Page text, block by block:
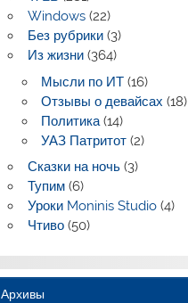
Windows(22)
Без рубрики(3)
Из жизни(364)
Мысли по ИТ(16)
Отзывы о девайсах (18)
Политика(14)
УАЗ Патритот(2)
Сказки на ночь(3)
Тупим(6)
Уроки Moninis Studio(4)
Чтиво(50)
Архивы